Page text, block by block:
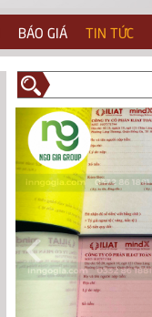
BÁO GIÁ TIN TỨC